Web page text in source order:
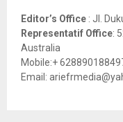
Editor’s Office : Jl.
Representatif Office:
Australia
Mobile:+
Email: